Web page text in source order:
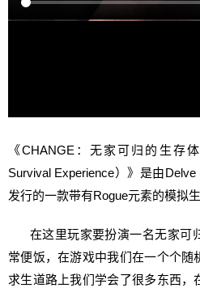
《CHANGE：无家可归的生存
Survival Experience）》是由
发行的一款带有Rogue元素的模拟生
在这里玩家要扮演一名无家可
常便饭，在游戏中我们在一个个随
求生道路上我们学会了很多东西